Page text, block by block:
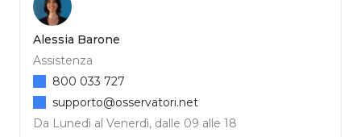
Alessia Barone
Assistenza
Da Lunedì al Venerdì, dalle 09 alle 18
800 033 727
supporto@osservatori.net